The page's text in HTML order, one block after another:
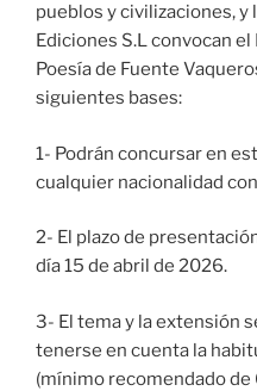
pueblos y civilizaciones, y
Ediciones S.L convocan
Poesía de Fuente
siguientes bases:
1- Podrán concursar en
cualquier nacionalidad
2- El plazo de
día 15 de abril de 2026.
3- El tema y la extensión
tenerse en cuenta la
(mínimo recomendado de